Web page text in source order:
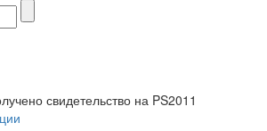
свидетельство на PS2011